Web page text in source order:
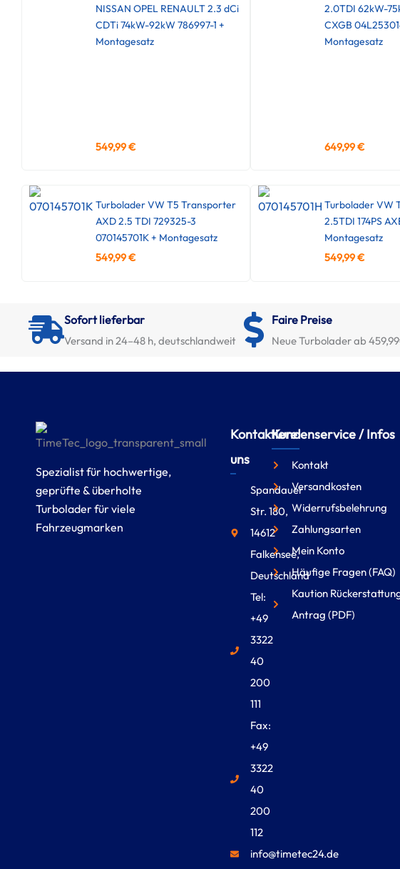
NISSAN OPEL RENAULT 2.3 dCi
CDTi 74kW-92kW 786997-1 +
Montagesatz
549,99€
2.0TDI 62kW-
CXGB
Montagesatz
649,99€
Turbolader VW T5 Transporter
AXD 2.5 TDI 729325-3
070145701K + Montagesatz
549,99€
Turbolader VW
2.5TDI 174PS
Montagesatz
549,99€
Sofort lieferbar
Versand in 24–48 h, deutschlandweit
Faire Preise
Neue Turbolader ab
Spezialist für hochwertige,
geprüfte & überholte
Turbolader für viele
Fahrzeugmarken
Kontaktiere
uns
Spandauer
Str. 180,
14612
Falkensee,
Deutschland
Tel:
+49
3322
40
200
111
Fax:
+49
3322
40
200
112
info@timetec24.de
Kundenservice / Infos
Kontakt
Versandkosten
Widerrufsbelehrung
Zahlungsarten
Mein Konto
Häufige Fragen (FAQ)
Kaution
Antrag (PDF)